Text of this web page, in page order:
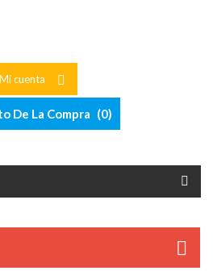
Mi cuenta
De La Compra (0)